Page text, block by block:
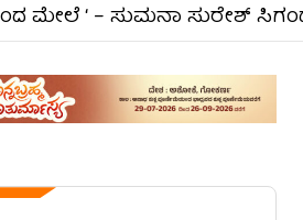
‘ – ಸುಮನಾ ಸುರೇಶ್